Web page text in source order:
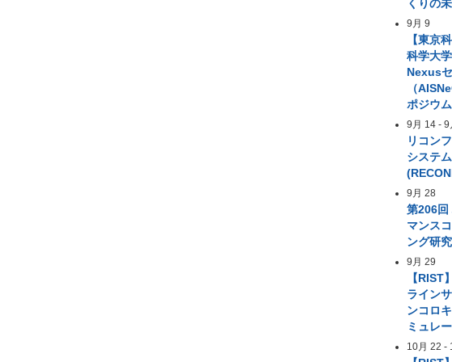
くりの
9月 9
【東京
科学大
Nexus
（
ポジウム
9月 14 -9
リコン
システ
9月 28
第206回
マンス
ング研
9月 29
【RIST
ライン
ンコロ
ミュレ
10月 22 -